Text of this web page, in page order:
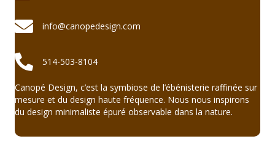
info@canopedesign.com
info@canopedesign.com
514 592-5870514-503-8104
Canopé Design, c’est la symbiose de l’ébénisterie raffinée sur
mesure et du design haute fréquence. Nous nous inspirons
du design minimaliste épuré observable dans la nature.